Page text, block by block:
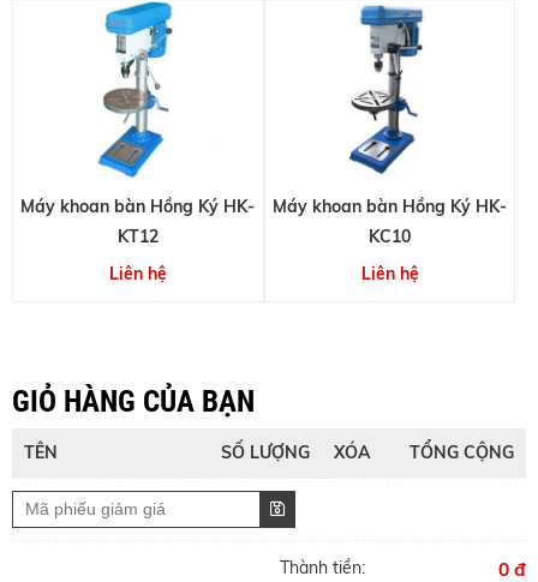
Máy khoan bàn Hồng Ký HK-
KT12
Liên hệ
Máy khoan bàn Hồng Ký HK-
KC10
Liên hệ
GIỎ HÀNG CỦA BẠN
TÊN SỐ LƯỢNG XÓA TỔNG CỘNG
Thành tiền: 0 đ